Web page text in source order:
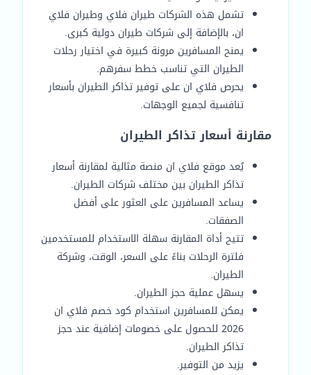
تشمل هذه الشركات طيران فلاي وطيران فلاي
ان، بالإضافة إلى شركات طيران دولية كبرى.
يمنح المسافرين مرونة كبيرة في اختيار رحلات
الطيران التي تناسب خطط سفرهم.
يحرص فلاي ان على توفير تذاكر الطيران بأسعار
تنافسية لجميع الوجهات.
مقارنة أسعار تذاكر الطيران
يُعد موقع فلاي ان منصة مثالية لمقارنة أسعار
تذاكر الطيران بين مختلف شركات الطيران.
يساعد المسافرين على العثور على أفضل
الصفقات.
تتيح أداة المقارنة سهلة الاستخدام للمستخدمين
فلترة الرحلات بناءً على السعر، الوقت، وشركة
الطيران.
يسهل عملية حجز الطيران.
يمكن للمسافرين استخدام كود خصم فلاي ان
2026 للحصول على خصومات إضافية عند حجز
تذاكر الطيران.
يزيد من التوفير.